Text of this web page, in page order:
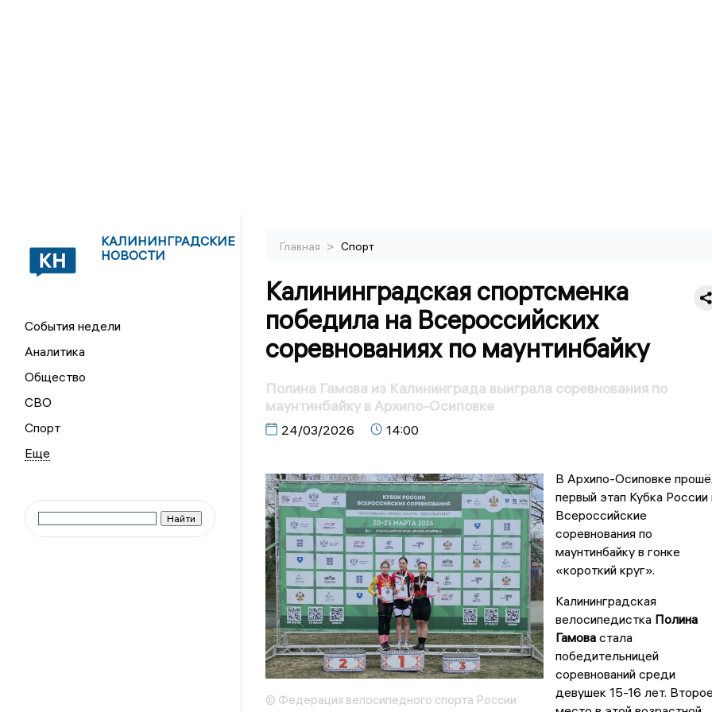
КАЛИНИНГРАДСКИЕ
НОВОСТИ
События недели
Аналитика
Общество
СВО
Спорт
Главная > Спорт
Калининградская спортсменка
победила на Всероссийских
соревнованиях по маунтинбайку
Полина Гамова из Калининграда выиграла соревнования по
маунтинбайку в Архипо-Осиповке
24/03/2026 14:00
© Федерация велосипедного спорта России
В Архипо-Осиповке
первый этап Кубка России
Всероссийские
соревнования по
маунтинбайку в гонке
«короткий круг».
Калининградская
велосипедистка Полина
Гамовастала
победительницей
соревнований среди
девушек 15-16 лет. Второе